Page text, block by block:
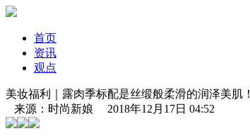
首页
资讯
观点
美妆福利｜露肉季标配是丝缎般柔滑的润泽美肌！
来源：时尚新娘 2018年12月17日 04:52